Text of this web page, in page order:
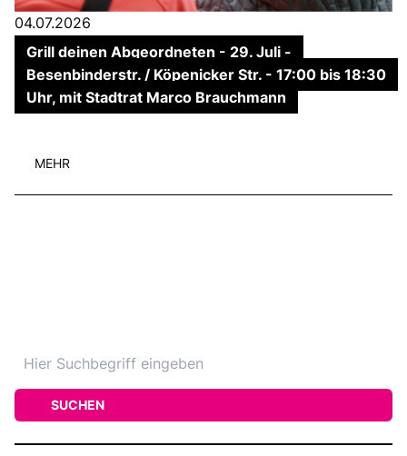
04.07.2026
Grill deinen Abgeordneten - 29. Juli -
Besenbinderstr. / Köpenicker Str. - 17:00 bis 18:30
Uhr, mit Stadtrat Marco Brauchmann
MEHR
SUCHEN